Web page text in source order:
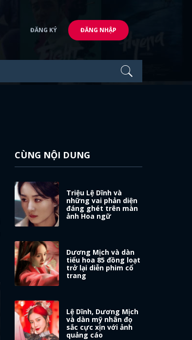
ĐĂNG KÝ ĐĂNG NHẬP
CÙNG NỘI DUNG
Triệu Lệ Dĩnh và
những vai phản diện
đáng ghét trên màn
ảnh Hoa ngữ
Dương Mịch và dàn
tiểu hoa 85 đồng loạt
trở lại diễn phim cổ
trang
Lệ Dĩnh, Dương Mịch
và dàn mỹ nhân đọ
sắc cực xịn với ảnh
quảng cáo